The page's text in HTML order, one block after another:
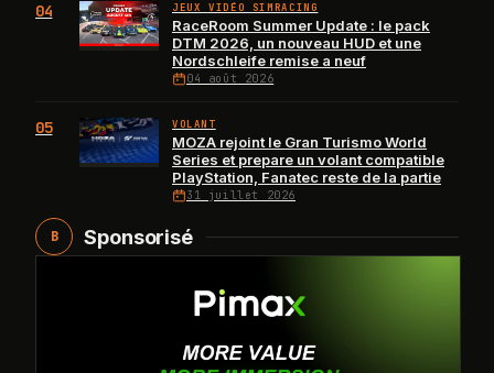
04 JEUX VIDÉO SIMRACING
RaceRoom Summer Update : le pack
DTM 2026, un nouveau HUD et une
Nordschleife remise a neuf
04 août 2026
05 VOLANT
MOZA rejoint le Gran Turismo World
Series et prepare un volant compatible
PlayStation, Fanatec reste de la partie
31 juillet 2026
B Sponsorisé